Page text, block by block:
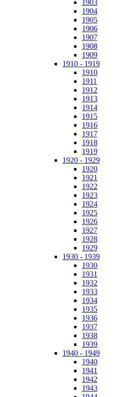
1903
1904
1905
1906
1907
1908
1909
1910 - 1919
1910
1911
1912
1913
1914
1915
1916
1917
1918
1919
1920 - 1929
1920
1921
1922
1923
1924
1925
1926
1927
1928
1929
1930 - 1939
1930
1931
1932
1933
1934
1935
1936
1937
1938
1939
1940 - 1949
1940
1941
1942
1943